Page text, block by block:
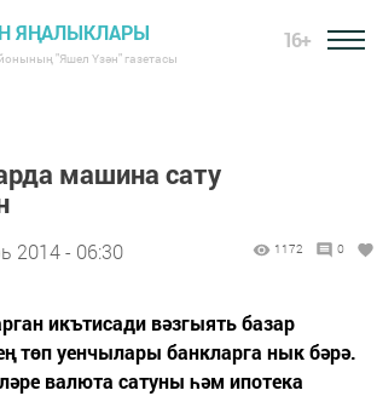
ЯҢАЛЫКЛАРЫ
"Яшел Үзән" газетасы
16+
машина сату
2014 - 06:30 1172 0
икътисади вәзгыять базар
төп уенчылары банкларга нык бәрә.
валюта сатуны һәм ипотека